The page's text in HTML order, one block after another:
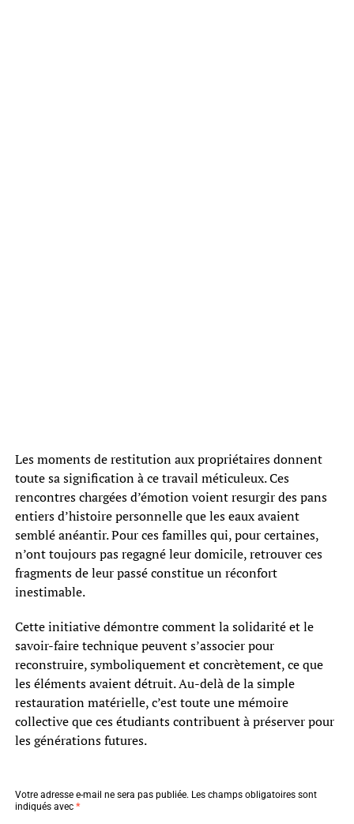
Les moments de restitution aux propriétaires donnent
toute sa signification à ce travail méticuleux. Ces
rencontres chargées d’émotion voient resurgir des pans
entiers d’histoire personnelle que les eaux avaient
semblé anéantir. Pour ces familles qui, pour certaines,
n’ont toujours pas regagné leur domicile, retrouver ces
fragments de leur passé constitue un réconfort
inestimable.
Cette initiative démontre comment la solidarité et le
savoir-faire technique peuvent s’associer pour
reconstruire, symboliquement et concrètement, ce que
les éléments avaient détruit. Au-delà de la simple
restauration matérielle, c’est toute une mémoire
collective que ces étudiants contribuent à préserver pour
les générations futures.
Votre adresse e-mail ne sera pas publiée. Les champs obligatoires sont
indiqués avec *